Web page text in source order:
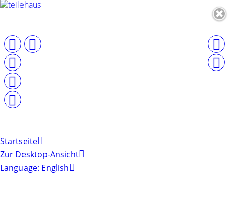
Startseite
Zur Desktop-Ansicht
Language: English